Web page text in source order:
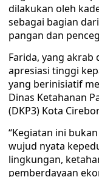
dilakukan oleh
sebagai bagian
pangan dan
Farida, yang akrab
apresiasi tinggi
yang berinisiatif
Dinas Ketahanan
(DKP3) Kota
“Kegiatan ini
wujud nyata
lingkungan,
pemberdayaan